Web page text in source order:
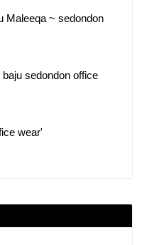
Maleeqa ~ sedondon
sedondon office
wear'